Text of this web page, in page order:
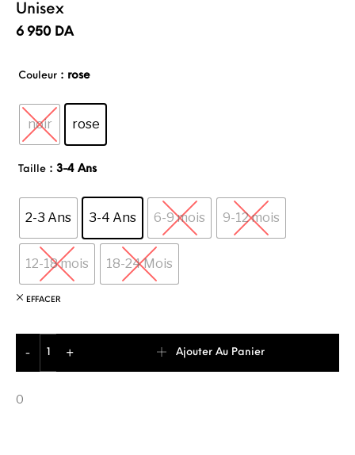
Unisex
6 950 DA
0
Couleur : rose
noir rose
Taille : 3-4 Ans
2-3 Ans 3-4 Ans 6-9 mois 9-12 mois
12-18 mois 18-24 Mois
EFFACER
-
+
Ajouter Au Panier